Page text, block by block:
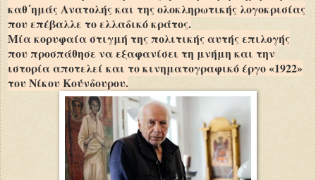
καθ΄ημάς Ανατολής και της ολοκληρωτικής λογοκρισίας
που επέβαλλε το ελλαδικό κράτος.
Μία κορυφαία στιγμή της πολιτικής αυτής επιλογής
που προσπάθησε να εξαφανίσει τη μνήμη και την
ιστορία αποτελεί και το κινηματογραφικό έργο«1922»
του Νίκου Κούνδουρου.